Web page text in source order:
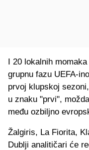
I 20 lokalnih
grupnu fazu UEFA-
prvoj klupskoj
u znaku "prvi",
među ozbiljno
Žalgiris, La Fiorita,
Dublji analitičari će